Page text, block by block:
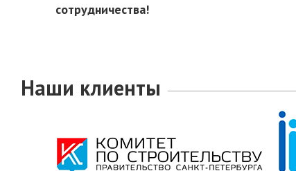
сотрудничества!
Наши клиенты